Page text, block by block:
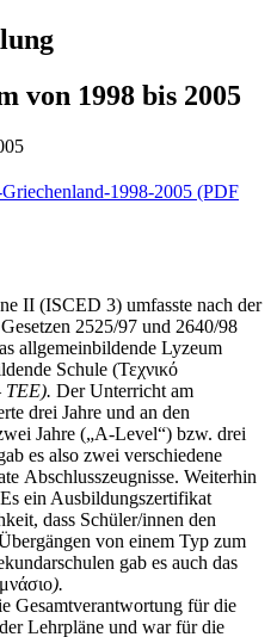
von 1998 bis 2005
1998-2005 (PDF
II (ISCED 3) umfasste nach der
2525/97 und 2640/98
allgemeinbildende Lyzeum
Schule (Τεχνικό
TEE). Der Unterricht am
drei Jahre und an den
Jahre („A-Level“) bzw. drei
es also zwei verschiedene
Abschlusszeugnisse. Weiterhin
ein Ausbildungszertifikat
dass Schüler/innen den
von einem Typ zum
gab es auch das
).
Gesamtverantwortung für die
Lehrpläne und war für die